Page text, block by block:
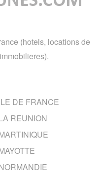
(hotels, locations de
DE FRANCE
REUNION